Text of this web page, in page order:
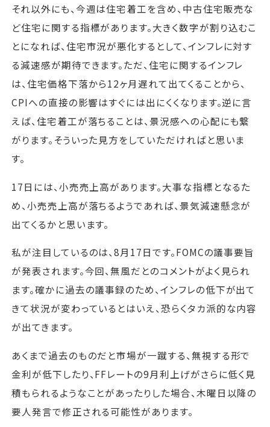
それ以外にも、今週は住宅着工を含め、中古住宅販売な
ど住宅に関する指標があります。大きく数字が割り込むこ
とになれば、住宅市況が悪化するとして、インフレに対す
る減速感が期待できます。ただ、住宅に関するインフレ
は、住宅価格下落から12ヶ月遅れて出てくることから、
CPIへの直接の影響はすぐには出にくくなります。逆に言
えば、住宅着工が落ちることは、景況感への心配にも繋
がります。そういった見方をしていただければと思いま
す。
17日には、小売売上高があります。大事な指標となるた
め、小売売上高が落ちるようであれば、景気減速懸念が
出てくるかと思います。
私が注目しているのは、8月17日です。FOMCの議事要旨
が発表されます。今回、無風だとのコメントがよく見られ
ます。確かに過去の議事録のため、インフレの低下が出て
きて状況が変わっているとはいえ、恐らくタカ派的な内容
が出てきます。
あくまで過去のものだと市場が一蹴する、無視する形で
金利が低下したり、FFレートの9月利上げがさらに低く見
積もられるようなことがあったりした場合、木曜日以降の
要人発言で修正される可能性があります。